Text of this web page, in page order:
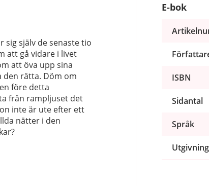
sig själv de senaste tio
att gå vidare i livet
att öva upp sina
rätta. Döm om
före detta
från rampljuset det
inte är ute efter ett
nätter i den
E-bok
ISBN
Sidantal
Språk